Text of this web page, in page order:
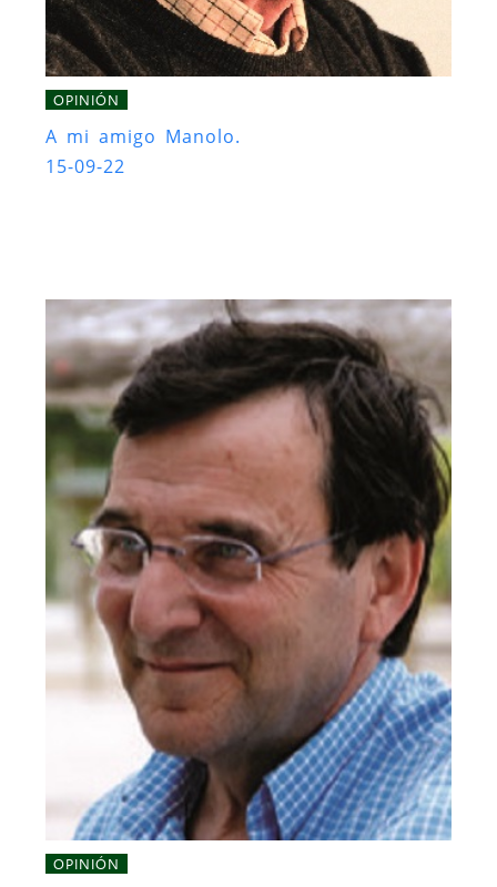
OPINIÓN
A mi amigo Manolo.
15-09-22
OPINIÓN